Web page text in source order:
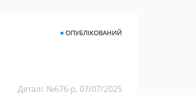
ОПУБЛІКОВАНИЙ
Деталі: №676-р, 07/07/2025